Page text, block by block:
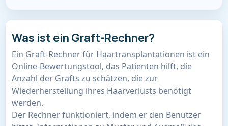
Was ist ein Graft-Rechner?
Ein Graft-Rechner für Haartransplantationen ist ein
Online-Bewertungstool, das Patienten hilft, die
Anzahl der Grafts zu schätzen, die zur
Wiederherstellung ihres Haarverlusts benötigt
werden.
Der Rechner funktioniert, indem er den Benutzer